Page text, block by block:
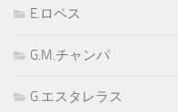
E.ロペス
G.M.チャンパ
G.エスタレラス